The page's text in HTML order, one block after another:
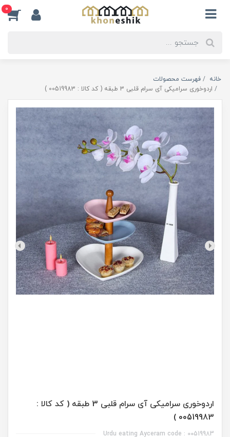
0
خانه
فهرست محصولات
اردوخوری سرامیکی آی سرام قلبی 3 طبقه ( کد کالا : 00519983 )
اردوخوری سرامیکی آی سرام قلبی 3 طبقه ( کد کالا :
00519983 )
Urdu eating Ayceram code : 00519983